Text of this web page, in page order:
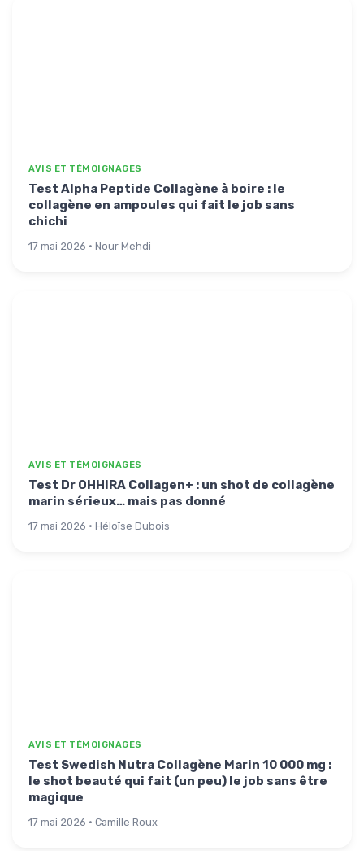
AVIS ET TÉMOIGNAGES
Test Alpha Peptide Collagène à boire : le
collagène en ampoules qui fait le job sans
chichi
17 mai 2026 · Nour Mehdi
AVIS ET TÉMOIGNAGES
Test Dr OHHIRA Collagen+ : un shot de collagène
marin sérieux… mais pas donné
17 mai 2026 · Héloïse Dubois
AVIS ET TÉMOIGNAGES
Test Swedish Nutra Collagène Marin 10 000 mg :
le shot beauté qui fait (un peu) le job sans être
magique
17 mai 2026 · Camille Roux